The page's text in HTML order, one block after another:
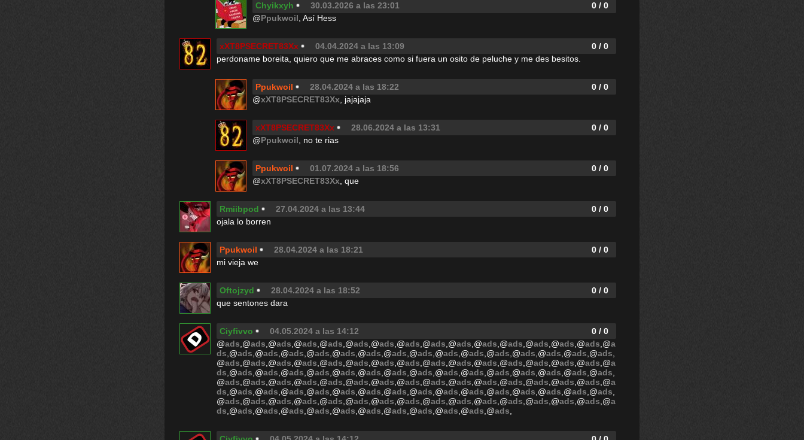
Chyikxyh 30.03.2026 a las 23:01
0 / 0
@Ppukwoil , Así Hess
xXT8PSECRET83Xx 04.04.2024 a las 13:09
0 / 0
perdoname boreita, quiero que me abraces como si fuera un osito de peluche y me des besitos.
Ppukwoil 28.04.2024 a las 18:22
0 / 0
@xXT8PSECRET83Xx , jajajaja
xXT8PSECRET83Xx 28.06.2024 a las 13:31
0 / 0
@Ppukwoil , no te rias
Ppukwoil 01.07.2024 a las 18:56
0 / 0
@xXT8PSECRET83Xx , que
Rmiibpod 27.04.2024 a las 13:44
0 / 0
ojala lo borren
Ppukwoil 28.04.2024 a las 18:21
0 / 0
mi vieja we
Oftojzyd 28.04.2024 a las 18:52
0 / 0
que sentones dara
Ciyfivvo 04.05.2024 a las 14:12
0 / 0
@ads ,@ads ,@ads ,@ads ,@ads ,@ads ,@ads ,@ads ,@ads ,@ads ,@ads ,@ads ,@ads ,@ads ,@ads ,@a
ds ,@ads ,@ads ,@ads ,@ads ,@ads ,@ads ,@ads ,@ads ,@ads ,@ads ,@ads ,@ads ,@ads ,@ads ,@ads
@ads ,@ads ,@ads ,@ads ,@ads ,@ads ,@ads ,@ads ,@ads ,@ads ,@ads ,@ads ,@ads ,@ads ,@ads ,@a
ds ,@ads ,@ads ,@ads ,@ads ,@ads ,@ads ,@ads ,@ads ,@ads ,@ads ,@ads ,@ads ,@ads ,@ads ,@ads
@ads ,@ads ,@ads ,@ads ,@ads ,@ads ,@ads ,@ads ,@ads ,@ads ,@ads ,@ads ,@ads ,@ads ,@ads ,@a
ds ,@ads ,@ads ,@ads ,@ads ,@ads ,@ads ,@ads ,@ads ,@ads ,@ads ,@ads ,@ads ,@ads ,@ads ,@ads
@ads ,@ads ,@ads ,@ads ,@ads ,@ads ,@ads ,@ads ,@ads ,@ads ,@ads ,@ads ,@ads ,@ads ,@ads ,@a
ds ,@ads ,@ads ,@ads ,@ads ,@ads ,@ads ,@ads ,@ads ,@ads ,@ads ,@ads